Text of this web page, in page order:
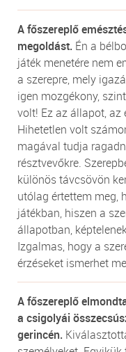
A főszereplő
megoldást. Én a
játék menetére nem
a szerepre, mely
igen mozgékony,
volt! Ez az állapot, az
Hihetetlen volt
magával tudja
résztvevőkre.
különös távcsövön
utólag értettem meg,
játékban, hiszen a
állapotban,
Izgalmas, hogy a
érzéseket ismerhet
A főszereplő
a csigolyái
gerincén.